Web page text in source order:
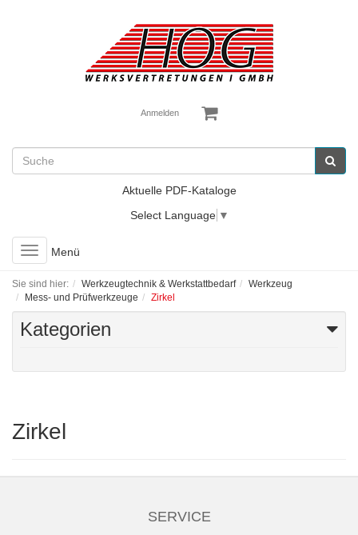
Anmelden
Aktuelle PDF-Kataloge
Select Language ▼
Toggle
navigation
Menü
Sie sind hier: Werkzeugtechnik & Werkstattbedarf
Werkzeug
Mess- und Prüfwerkzeuge
Zirkel
Kategorien
Zirkel
SERVICE